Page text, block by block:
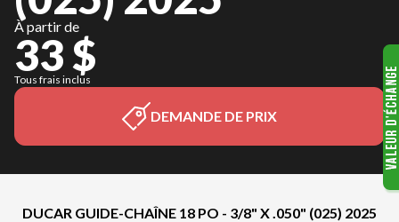
À partir de
33 $
Tous frais inclus
DEMANDE DE PRIX
DUCAR GUIDE-CHAÎNE 18 PO - 3/8" X .050" (025) 2025